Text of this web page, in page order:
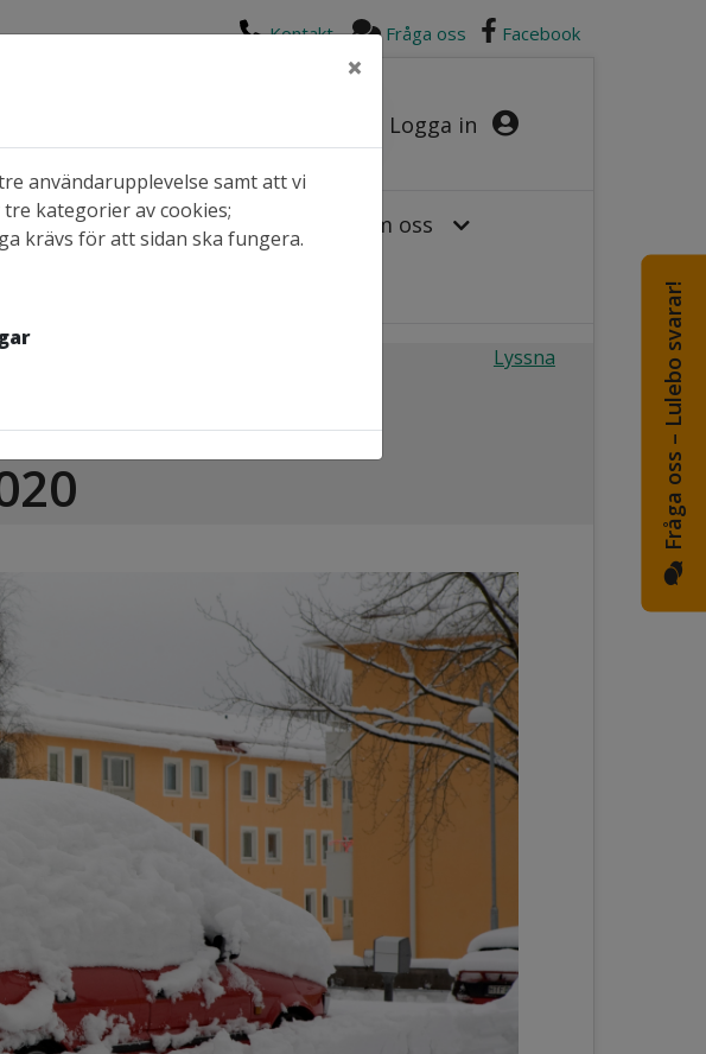
Fråga oss – Lulebo svarar!
Logga in
Kontakt Fråga oss Facebook
När du bor hos oss Om oss
Lyssna
×
användarupplevelse samt att vi
kategorier av cookies;
krävs för att sidan ska fungera.